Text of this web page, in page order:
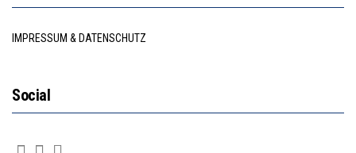
IMPRESSUM & DATENSCHUTZ
Social